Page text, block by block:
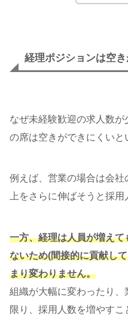
経理ポジションは空
なぜ未経験歓迎の求人数
の席は空きができにくいと
例えば、営業の場合は会
上をさらに伸ばそうと採
一方、経理は人員が増え
ないため(間接的に貢献し
まり変わりません。
組織が大幅に変わったり
限り、採用人数を増やすこ